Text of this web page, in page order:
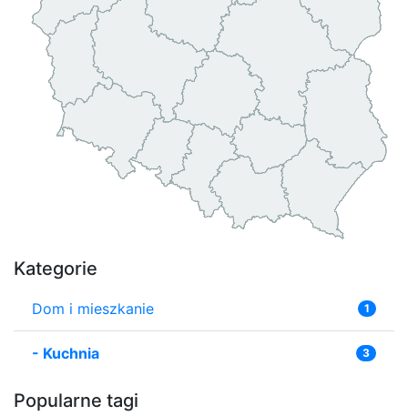
Kategorie
Dom i mieszkanie 1
- Kuchnia 3
Popularne tagi